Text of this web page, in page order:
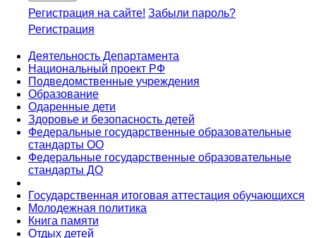
Регистрация на сайте! Забыли пароль?
Регистрация
Деятельность Департамента
Национальный проект РФ
Подведомственные учреждения
Образование
Одаренные дети
Здоровье и безопасность детей
Федеральные государственные образовательные
стандарты ОО
Федеральные государственные образовательные
стандарты ДО
Государственная итоговая аттестация обучающихся
Молодежная политика
Книга памяти
Отдых детей